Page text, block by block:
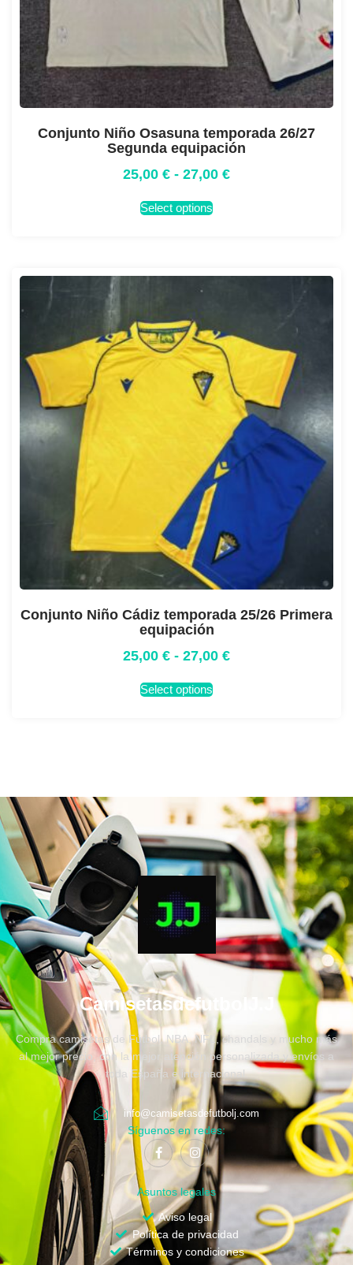
Conjunto Niño Osasuna temporada 26/27
Segunda equipación
25,00 € - 27,00 €
Select options
Conjunto Niño Cádiz temporada 25/26 Primera
equipación
25,00 € - 27,00 €
Select options
CamisetasdefutbolJ.J
Compra camisetas de Fútbol, NBA, NFL, chandals y mucho más
al mejor precio, con la mejor atención personalizada y envíos a
toda España e internacional.
info@camisetasdefutbolj.com
Síguenos en redes:
Asuntos legales
Aviso legal
Política de privacidad
Términos y condiciones